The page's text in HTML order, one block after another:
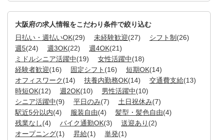
大阪府の求人情報をこだわり条件で絞り込む
日払い・週払いOK(29) 未経験歓迎(27) シフト制 (26)
週5(24) 週3OK(22) 週4OK(21)
ミドルシニア活躍中(19) 女性活躍中(18)
経験者歓迎(16) 固定シフト (16) 短期OK(14)
オフィスワーク(14) 扶養内勤務OK(14) 交通費支給(13)
時短OK(12) 週2OK(10) 男性活躍中(10)
シニア活躍中(9) 平日のみ(7) 土日祝休み(7)
駅近5分以内(4) 服装自由(4) 髪型・髪色自由(4)
残業なし(4) バイク通勤OK(3) 送迎あり (2)
オープニング(1) 昇給(1) 単発(1)